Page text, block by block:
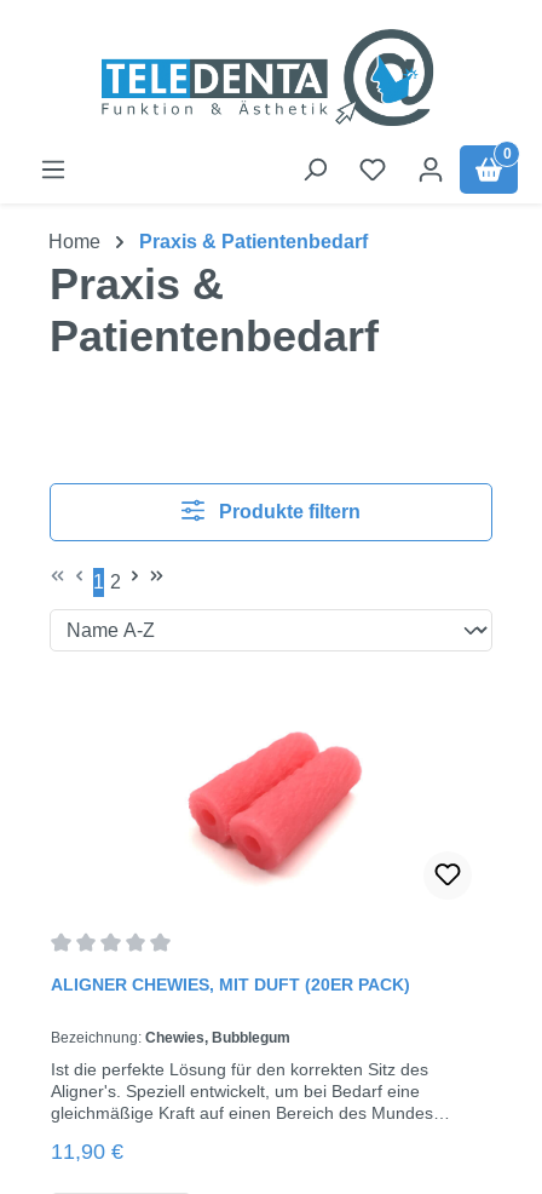
0
Home Praxis & Patientenbedarf
Praxis &
Patientenbedarf
Produkte filtern
Seite
1
Seite
2
ALIGNER CHEWIES, MIT DUFT (20ER PACK)
Bezeichnung: Chewies, Bubblegum
Ist die perfekte Lösung für den korrekten Sitz des
Aligner's. Speziell entwickelt, um bei Bedarf eine
gleichmäßige Kraft auf einen Bereich des Mundes
Stück Chewies (entspricht 10 Patienten-Tüten).
Regulärer Preis:
11,90 €